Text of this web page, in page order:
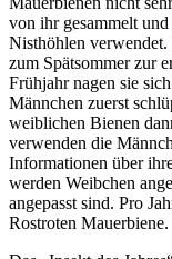
von ihr gesammelt
Nisthöhlen
zum Spätsommer zur
Frühjahr nagen sie
Männchen zuerst
weiblichen Bienen
verwenden die
Informationen über
werden Weibchen
angepasst sind. Pro
Rostroten Mauerbiene.